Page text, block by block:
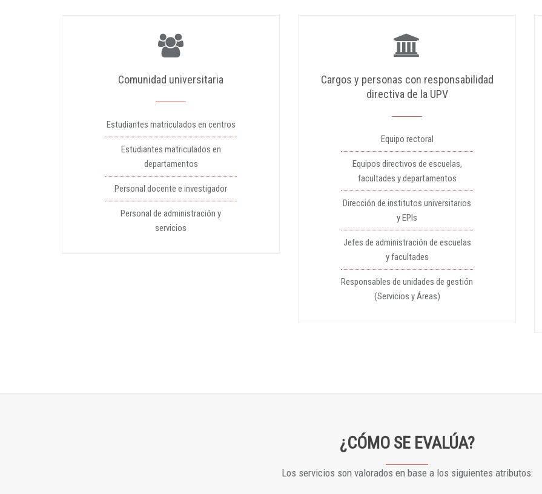
Comunidad universitaria
Estudiantes matriculados en centros
Estudiantes matriculados en
departamentos
Personal docente e investigador
Personal de administración y
servicios
Cargos y personas con responsabilidad
directiva de la UPV
Equipo rectoral
Equipos directivos de escuelas,
facultades y departamentos
Dirección de institutos universitarios
y EPIs
Jefes de administración de escuelas
y facultades
Responsables de unidades de gestión
(Servicios y Áreas)
¿CÓMO SE EVALÚA?
Los servicios son valorados en base a los siguientes atributos: